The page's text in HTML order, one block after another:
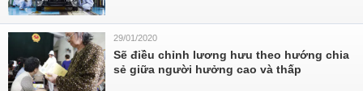
29/01/2020
Sẽ điều chỉnh lương hưu theo hướng chia
sẻ giữa người hưởng cao và thấp